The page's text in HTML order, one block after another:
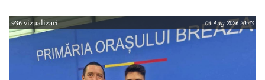
Ulterior, meşterul popular Nicolae Goage aşează aici, în
memoria sa şi a soţiei, Maria Scripcă, o troiţă din lemn
sculptat,care astăzi, din păcate, nu mai există.
936 vizualizari 03 Aug 2026 20:43